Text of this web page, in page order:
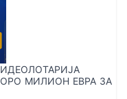
МИЛИОН ЕВРА ЗА